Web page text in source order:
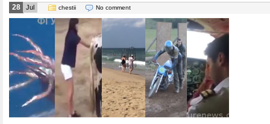
28 Jul chestii No comment